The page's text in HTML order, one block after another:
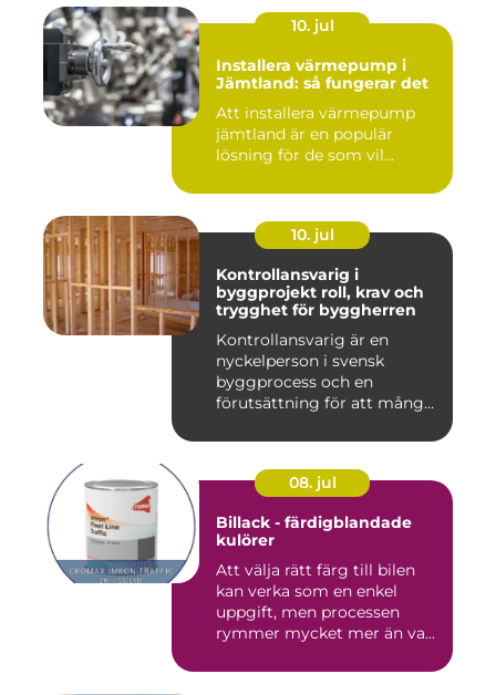
10. jul
Installera värmepump i
Jämtland: så fungerar det
Att installera värmepump
jämtland är en populär
lösning för de som vil...
10. jul
Kontrollansvarig i
byggprojekt roll, krav och
trygghet för byggherren
Kontrollansvarig är en
nyckelperson i svensk
byggprocess och en
förutsättning för att många
08. jul
Billack - färdigblandade
kulörer
Att välja rätt färg till bilen
kan verka som en enkel
uppgift, men processen
rymmer mycket mer än va...